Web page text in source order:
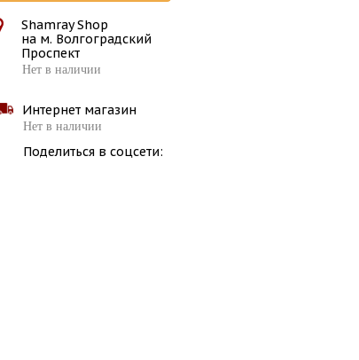
Shamray Shop
на м. Волгоградский
Проспект
Нет в наличии
Интернет магазин
Нет в наличии
Поделиться в соцсети: